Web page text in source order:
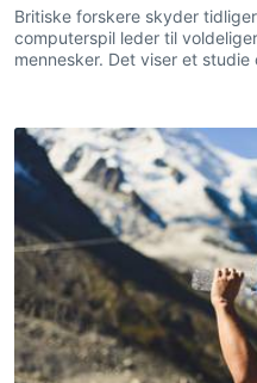
Britiske forskere skyder
computerspil leder til
mennesker. Det viser et studie